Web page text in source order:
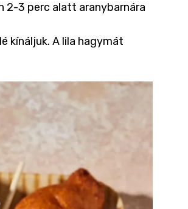
2-3 perc alatt aranybarnára
kínáljuk. A lila hagymát